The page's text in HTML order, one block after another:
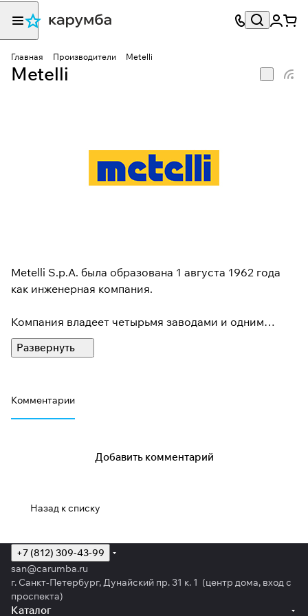
Главная Производители Metelli
Metelli
Metelli S.p.A. была образована 1 августа 1962 года
как инженерная компания.
Компания владеет четырьмя заводами и одним
сборочным производством в Италии,
исследовательской лабораторией и огромным
производят и продают для Вас 160000 запасных
частей более чем 7000 наименований, поставляемых
Комментарии
Добавить комментарий
Назад к списку
+7 (812) 309-43-99
san@carumba.ru
г. Санкт-Петербург, Дунайский пр. 31 к. 1 (центр дома, вход с
проспекта)
Каталог